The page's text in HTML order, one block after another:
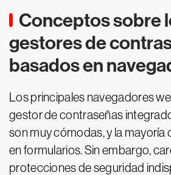
Conceptos sobre
gestores de
basados en
Los principales navegadores
gestor de contraseñas
son muy cómodas, y la mayoría
en formularios. Sin embargo,
protecciones de seguridad